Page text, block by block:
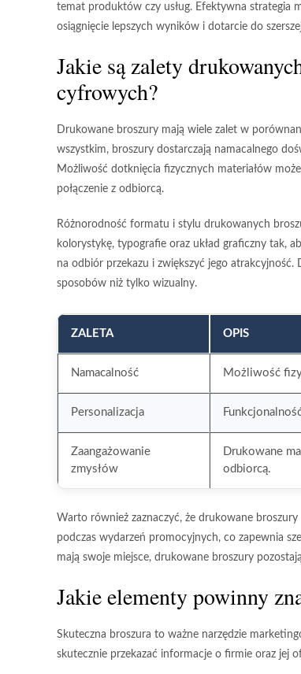
temat produktów czy usług. Efektywna strategia
osiągnięcie lepszych wyników i dotarcie do
Jakie są zalety
cyfrowych?
Drukowane broszury mają wiele zalet w
wszystkim, broszury dostarczają namacalnego
Możliwość dotknięcia fizycznych materiałów
połączenie z odbiorcą.
Różnorodność formatu i stylu drukowanych
kolorystykę, typografie oraz układ graficzny tak,
na odbiór przekazu i zwiększyć jego
sposobów niż tylko wizualny.
ZALETA OPIS
Namacalność Możliwość
Personalizacja
Zaangażowanie
zmysłów
Drukowane
odbiorcą.
Warto również zaznaczyć, że drukowane
podczas wydarzeń promocyjnych, co zapewnia
mają swoje miejsce, drukowane broszury
Jakie elementy powinny
Skuteczna broszura to ważne narzędzie
skutecznie przekazać informacje o firmie oraz jej